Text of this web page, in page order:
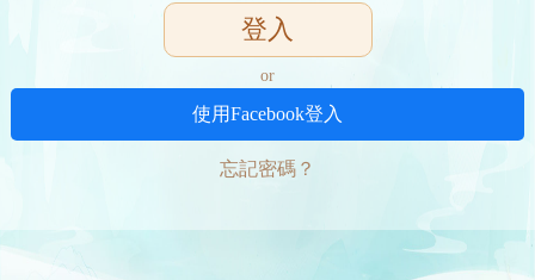
登入
or
使用Facebook登入
忘記密碼？